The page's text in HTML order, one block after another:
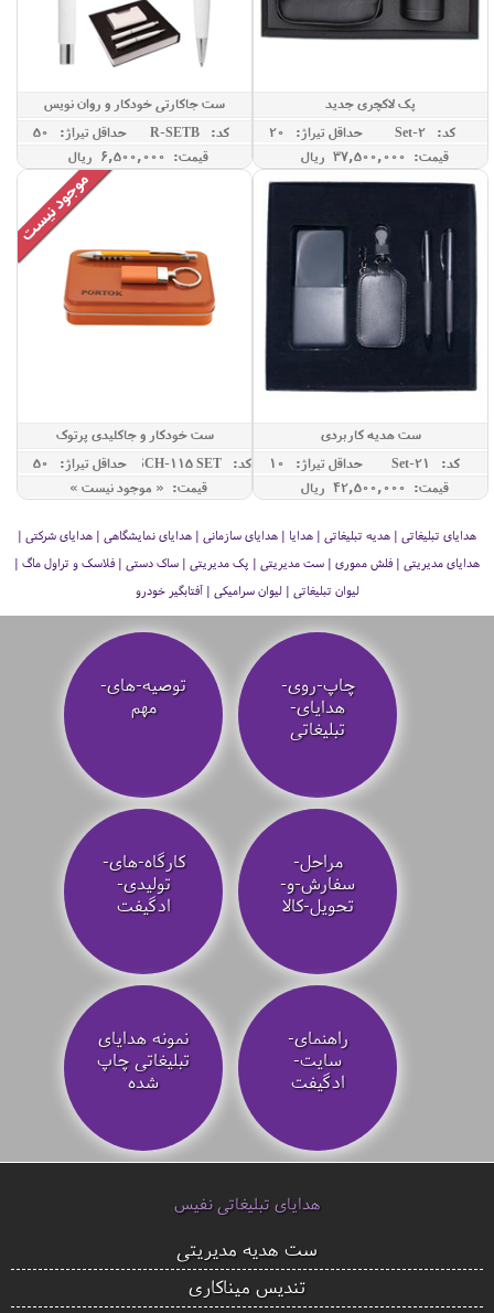
پک لاکچری جدید
کد: Set-2
حداقل تيراژ: 20
قیمت: 37,500,000 ريال
ست جاکارتی خودکار و روان نویس
کد: R-SETB
حداقل تيراژ: 50
قیمت: 6,500,000 ريال
ست هدیه کاربردی
کد: Set-21
حداقل تيراژ: 10
قیمت: 42,500,000 ريال
ست خودکار و جاکلیدی پرتوک
کد: GSCH-115 SET
حداقل تيراژ: 50
قیمت: « موجود نیست »
هدایای تبلیغاتی | هدیه تبلیغاتی | هدایا | هدایای سازمانی | هدایای نمایشگاهی | هدایای شرکتی |
هدایای مدیریتی | فلش مموری | ست مدیریتی | پک مدیریتی | ساک دستی | فلاسک و تراول ماگ |
لیوان تبلیغاتی | لیوان سرامیکی | آفتابگیر خودرو
چاپ-روی-
هدایای-
تبلیغاتی
توصیه‌-های-
مهم
مراحل-
سفارش-و-
تحویل-کالا
کارگاه-های-
تولیدی-
ادگیفت
راهنمای-
سایت-
ادگیفت
نمونه هدایای
تبلیغاتی چاپ
شده
هدایای تبلیغاتی نفیس
ست هدیه مدیریتی
تندیس میناکاری